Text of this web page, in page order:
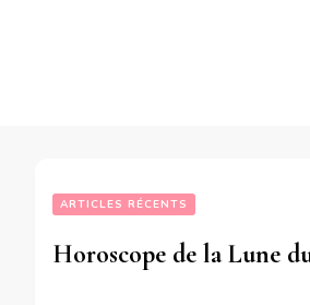
ARTICLES RÉCENTS